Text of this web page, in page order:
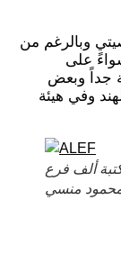
وبالرغم من
على
جداً وبعض
وفي هيئة
ألف فرع
منسي